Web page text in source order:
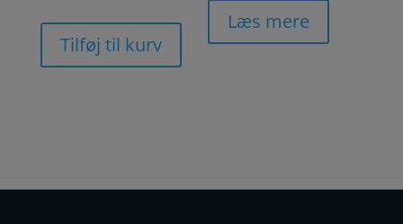
Tilføj til kurv
Læs mere